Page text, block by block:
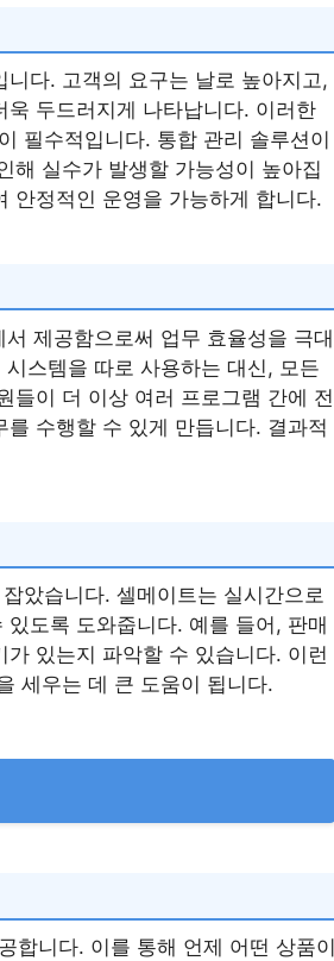
다. 고객의 요구는 날로 높아지고,
두드러지게 나타납니다. 이러한
필수적입니다. 통합 관리 솔루션이
해 실수가 발생할 가능성이 높아집
안정적인 운영을 가능하게 합니다.
제공함으로써 업무 효율성을 극대
스템을 따로 사용하는 대신, 모든
들이 더 이상 여러 프로그램 간에 전
수행할 수 있게 만듭니다. 결과적
았습니다. 셀메이트는 실시간으로
도록 도와줍니다. 예를 들어, 판매
있는지 파악할 수 있습니다. 이런
세우는 데 큰 도움이 됩니다.
합니다. 이를 통해 언제 어떤 상품이